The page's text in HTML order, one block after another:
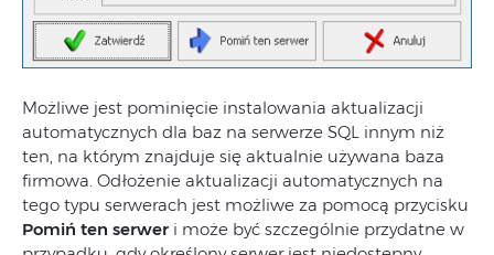
Możliwe jest pominięcie instalowania aktualizacji
automatycznych dla baz na serwerze SQL innym niż
ten, na którym znajduje się aktualnie używana baza
firmowa. Odłożenie aktualizacji automatycznych na
tego typu serwerach jest możliwe za pomocą przycisku
Pomiń ten serwer i może być szczególnie przydatne w